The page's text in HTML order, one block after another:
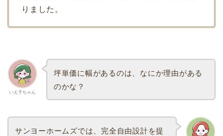
りました。
いえ子ちゃん
坪単価に幅があるのは、なにか理由がある
のかな？
サンヨーホームズでは、完全自由設計を提